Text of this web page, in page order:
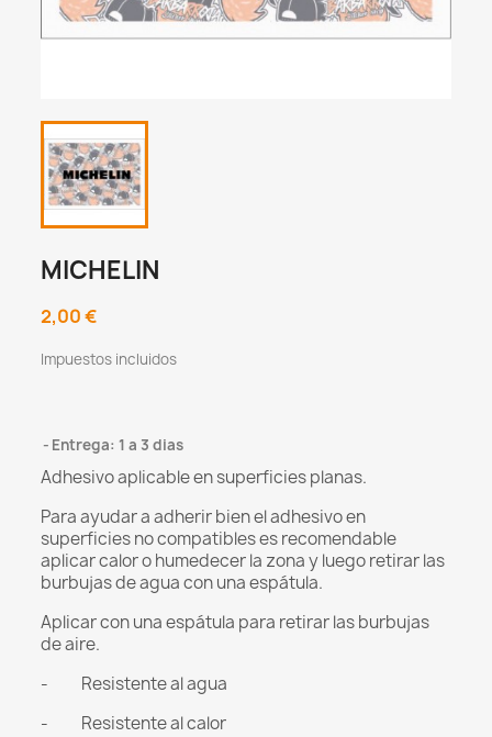
MICHELIN
2,00 €
Impuestos incluidos
Entrega: 1 a 3 dias
Adhesivo aplicable en superficies planas.
Para ayudar a adherir bien el adhesivo en
superficies no compatibles es recomendable
aplicar calor o humedecer la zona y luego retirar las
burbujas de agua con una espátula.
Aplicar con una espátula para retirar las burbujas
de aire.
- Resistente al agua
- Resistente al calor